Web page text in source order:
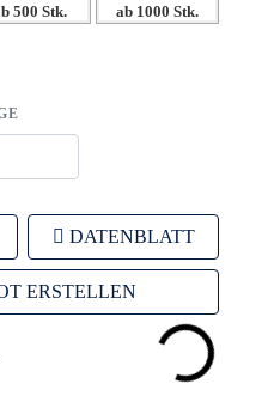
für maßgeschneiderte
500 Stk. ab 1000 Stk.
DATENBLATT
ERSTELLEN